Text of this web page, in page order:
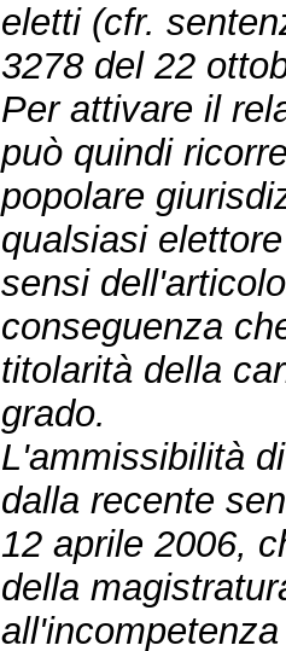
eletti (cfr.
3278 del 22
Per attivare il
può quindi
popolare
qualsiasi
sensi
conseguenza
titolarità della
grado.
L'ammissibilità
dalla recente
12 aprile 2006,
della